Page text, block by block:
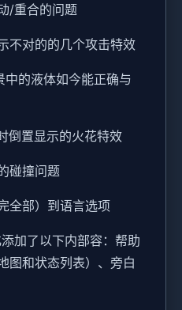
/重合的问题
不对的的几个攻击特效
的液体如今能正确与
倒置显示的火花特效
碰撞问题
全部）到语言选项
加了以下内部容：帮助
图和状态列表）、旁白